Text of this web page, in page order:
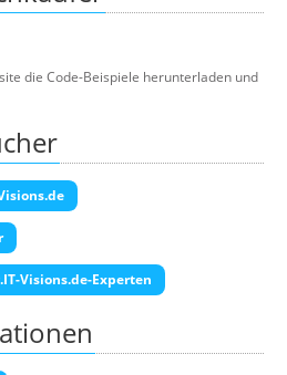
die Code-Beispiele herunterladen und
Visions.de-Experten